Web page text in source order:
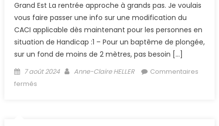
Grand Est La rentrée approche à grands pas. Je voulais
vous faire passer une info sur une modification du
CACI applicable dès maintenant pour les personnes en
situation de Handicap :1 – Pour un baptême de plongée,
sur un fond de moins de 2 mètres, pas besoin […]
Posted on
7 août 2024 Author
Anne-Claire HELLER
Commentaires
fermés